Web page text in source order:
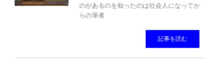
のがあるのを知ったのは社会人になってか
らの筆者
記事を読む